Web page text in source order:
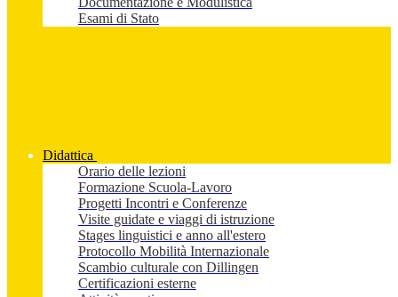
Esami di Stato
Didattica
Orario delle lezioni
Formazione Scuola-Lavoro
Progetti Incontri e Conferenze
Visite guidate e viaggi di istruzione
Stages linguistici e anno all'estero
Protocollo Mobilità Internazionale
Scambio culturale con Dillingen
Certificazioni esterne